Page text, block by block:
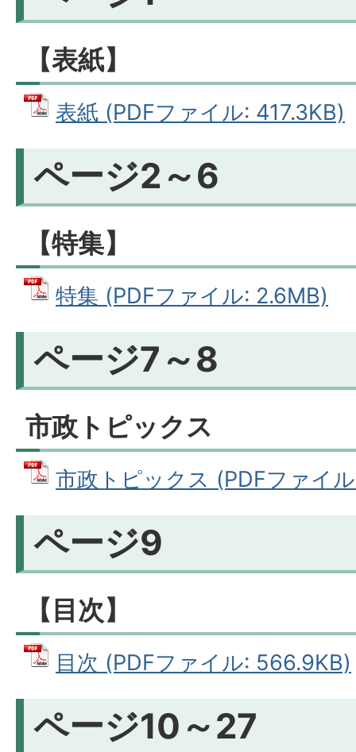
【表紙】
表紙 (PDFファイル: 417.3KB)
ページ2～6
【特集】
特集 (PDFファイル: 2.6MB)
ページ7～8
市政トピックス
市政トピックス (PDFファイ
ページ9
【目次】
目次 (PDFファイル: 566.9KB)
ページ10～27